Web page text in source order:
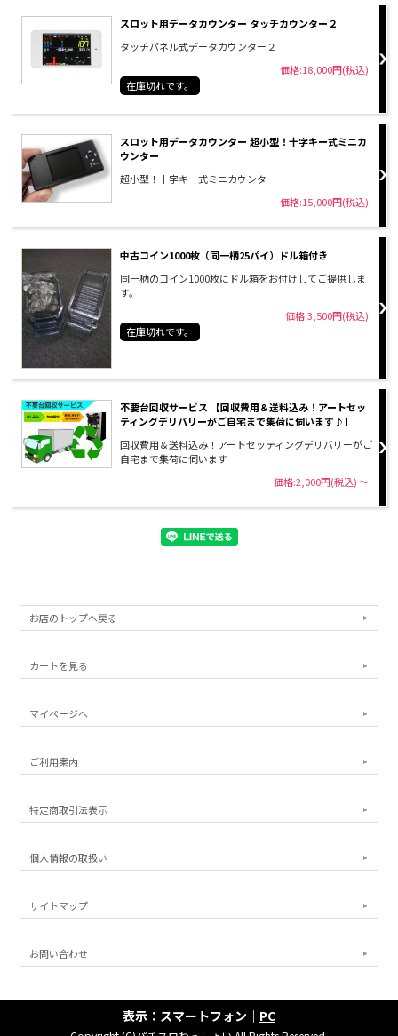
スロット用データカウンター タッチカウンター２
タッチパネル式データカウンター２
価格:18,000円(税込)
在庫切れです。
スロット用データカウンター 超小型！十字キー式ミニカ
ウンター
超小型！十字キー式ミニカウンター
価格:15,000円(税込)
中古コイン1000枚（同一柄25パイ）ドル箱付き
同一柄のコイン1000枚にドル箱をお付けしてご提供しま
す。
価格:3,500円(税込)
在庫切れです。
不要台回収サービス 【回収費用＆送料込み！アートセッ
ティングデリバリーがご自宅まで集荷に伺います♪】
回収費用＆送料込み！アートセッティングデリバリーがご
自宅まで集荷に伺います
価格:2,000円(税込)～
お店のトップへ戻る
カートを見る
マイページへ
ご利用案内
特定商取引法表示
個人情報の取扱い
サイトマップ
お問い合わせ
表示：スマートフォン｜ PC